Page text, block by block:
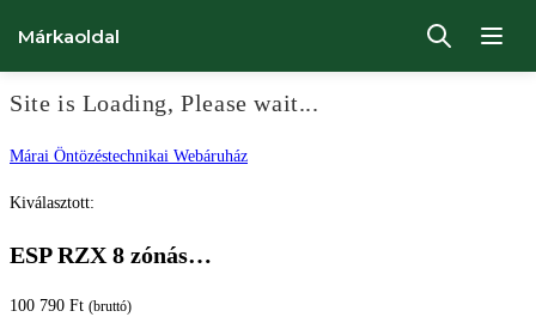
Site is Loading, Please wait...
Ugrás
Márai Öntözéstechnikai Webáruház
Márkaoldal
Kiválasztott:
ESP RZX 8 zónás…
100 790 Ft (bruttó)